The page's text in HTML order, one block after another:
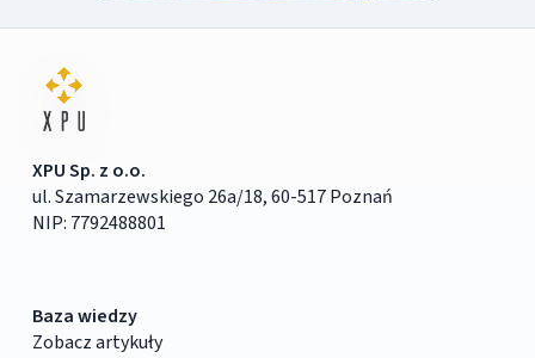
XPU Sp. z o.o.
ul. Szamarzewskiego 26a/18, 60-517 Poznań
NIP: 7792488801
Baza wiedzy
Zobacz artykuły